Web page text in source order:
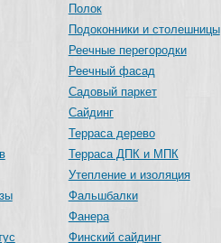
Полок
Подоконники и столешницы
Реечные перегородки
Реечный фасад
Садовый паркет
Сайдинг
Терраса дерево
Терраса ДПК и МПК
Утепление и изоляция
Фальшбалки
Фанера
Финский сайдинг